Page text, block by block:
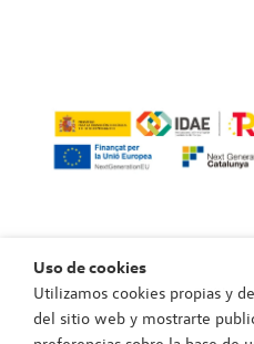
Política
Política
Uso de cookies
Utilizamos cookies propias y
del sitio web y mostrarte